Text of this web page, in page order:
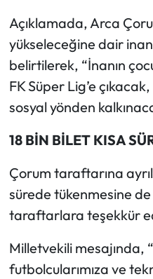
Açıklamada, Arca
yükseleceğine dair
belirtilerek, “İnanın
FK Süper Lig’e
sosyal yönden
18 BİN BİLET KISA
Çorum taraftarına
sürede tükenmesine
taraftarlara teşekkür
Milletvekili mesajında,
futbolcularımıza ve
Sungurlu Haberleri
Turizm
Uğurludağ Haberleri
Yaşam
Yayla Haber
Yemek Tarifleri
Yerel Haberler